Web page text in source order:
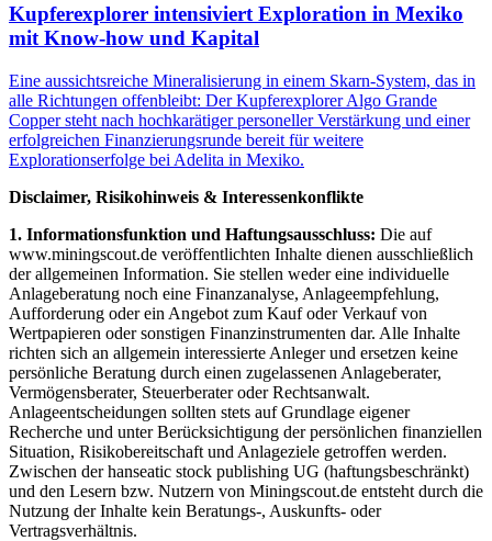
Kupferexplorer intensiviert Exploration in Mexiko
mit Know-how und Kapital
Eine aussichtsreiche Mineralisierung in einem Skarn-System, das in
alle Richtungen offenbleibt: Der Kupferexplorer Algo Grande
Copper steht nach hochkarätiger personeller Verstärkung und einer
erfolgreichen Finanzierungsrunde bereit für weitere
Explorationserfolge bei Adelita in Mexiko.
Disclaimer, Risikohinweis & Interessenkonflikte
1. Informationsfunktion und Haftungsausschluss: Die auf
www.miningscout.de veröffentlichten Inhalte dienen ausschließlich
der allgemeinen Information. Sie stellen weder eine individuelle
Anlageberatung noch eine Finanzanalyse, Anlageempfehlung,
Aufforderung oder ein Angebot zum Kauf oder Verkauf von
Wertpapieren oder sonstigen Finanzinstrumenten dar. Alle Inhalte
richten sich an allgemein interessierte Anleger und ersetzen keine
persönliche Beratung durch einen zugelassenen Anlageberater,
Vermögensberater, Steuerberater oder Rechtsanwalt.
Anlageentscheidungen sollten stets auf Grundlage eigener
Recherche und unter Berücksichtigung der persönlichen finanziellen
Situation, Risikobereitschaft und Anlageziele getroffen werden.
Zwischen der hanseatic stock publishing UG (haftungsbeschränkt)
und den Lesern bzw. Nutzern von Miningscout.de entsteht durch die
Nutzung der Inhalte kein Beratungs-, Auskunfts- oder
Vertragsverhältnis.